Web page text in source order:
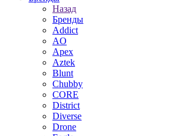
Назад
Бренды
Addict
AO
Apex
Aztek
Blunt
Chubby
CORE
District
Diverse
Drone